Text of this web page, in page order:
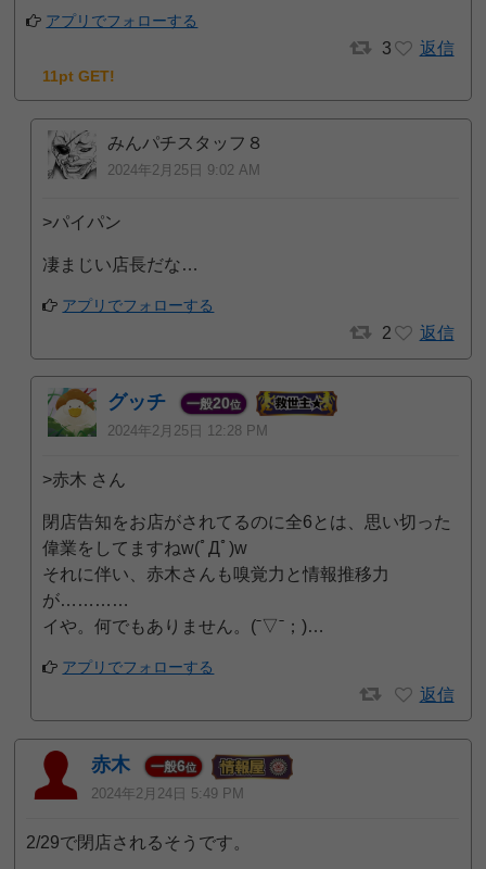
アプリでフォローする
3 返信
11pt GET!
みんパチスタッフ８
2024年2月25日 9:02 AM
>パイパン
凄まじい店長だな…
アプリでフォローする
2 返信
グッチ 一般20位
2024年2月25日 12:28 PM
>赤木 さん
閉店告知をお店がされてるのに全6とは、思い切った
偉業をしてますねw(ﾟДﾟ)w
それに伴い、赤木さんも嗅覚力と情報推移力
が…………
イや。何でもありません。(ˉ▽ˉ；)…
アプリでフォローする
返信
赤木 一般6位
2024年2月24日 5:49 PM
2/29で閉店されるそうです。